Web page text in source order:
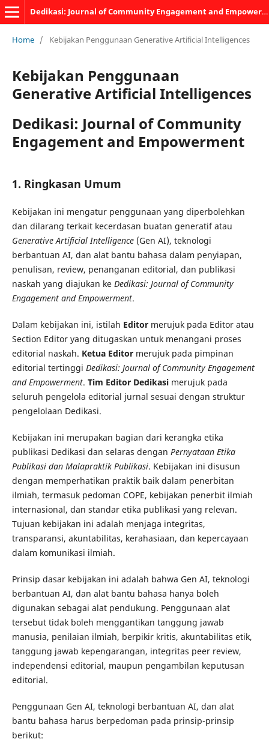
Dedikasi: Journal of Community Engagement and Empowerment
Home / Kebijakan Penggunaan Generative Artificial Intelligences
Kebijakan Penggunaan
Generative Artificial Intelligences
Dedikasi: Journal of Community
Engagement and Empowerment
1. Ringkasan Umum
Kebijakan ini mengatur penggunaan yang diperbolehkan
dan dilarang terkait kecerdasan buatan generatif atau
Generative Artificial Intelligence(Gen AI), teknologi
berbantuan AI, dan alat bantu bahasa dalam penyiapan,
penulisan, review, penanganan editorial, dan publikasi
naskah yang diajukan ke Dedikasi: Journal of Community
Engagement and Empowerment.
Dalam kebijakan ini, istilah Editormerujuk pada Editor atau
Section Editor yang ditugaskan untuk menangani proses
editorial naskah. Ketua Editormerujuk pada pimpinan
editorial tertinggi Dedikasi: Journal of Community Engagement
and Empowerment. Tim Editor Dedikasimerujuk pada
seluruh pengelola editorial jurnal sesuai dengan struktur
pengelolaan Dedikasi.
Kebijakan ini merupakan bagian dari kerangka etika
publikasi Dedikasi dan selaras dengan Pernyataan Etika
Publikasi dan Malapraktik Publikasi. Kebijakan ini disusun
dengan memperhatikan praktik baik dalam penerbitan
ilmiah, termasuk pedoman COPE, kebijakan penerbit ilmiah
internasional, dan standar etika publikasi yang relevan.
Tujuan kebijakan ini adalah menjaga integritas,
transparansi, akuntabilitas, kerahasiaan, dan kepercayaan
dalam komunikasi ilmiah.
Prinsip dasar kebijakan ini adalah bahwa Gen AI, teknologi
berbantuan AI, dan alat bantu bahasa hanya boleh
digunakan sebagai alat pendukung. Penggunaan alat
tersebut tidak boleh menggantikan tanggung jawab
manusia, penilaian ilmiah, berpikir kritis, akuntabilitas etik,
tanggung jawab kepengarangan, integritas peer review,
independensi editorial, maupun pengambilan keputusan
editorial.
Penggunaan Gen AI, teknologi berbantuan AI, dan alat
bantu bahasa harus berpedoman pada prinsip-prinsip
berikut: